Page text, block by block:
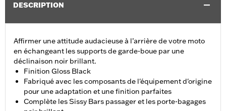
DESCRIPTION
Affirmer une attitude audacieuse à l’arrière de votre moto
en échangeant les supports de garde-boue par une
déclinaison noir brillant.
Finition Gloss Black
Fabriqué avec les composants de l'équipement d'origine
pour une adaptation et une finition parfaites
Complète les Sissy Bars passager et les porte-bagages